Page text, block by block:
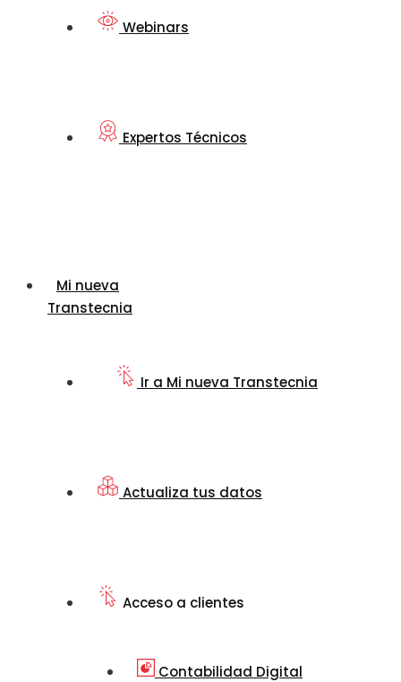
Webinars
Expertos Técnicos
Mi nueva
Transtecnia
Ir a Mi nueva Transtecnia
Actualiza tus datos
Acceso a clientes
Contabilidad Digital